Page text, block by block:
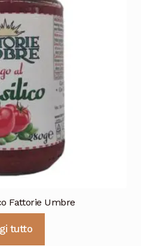
Fattorie Umbre
tutto